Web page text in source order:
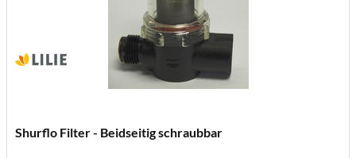
Shurflo Filter - Beidseitig schraubbar